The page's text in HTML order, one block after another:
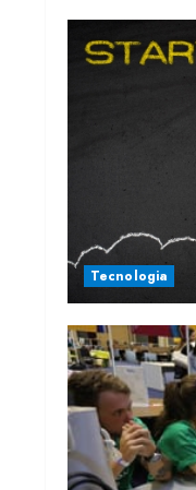
Tecnologia